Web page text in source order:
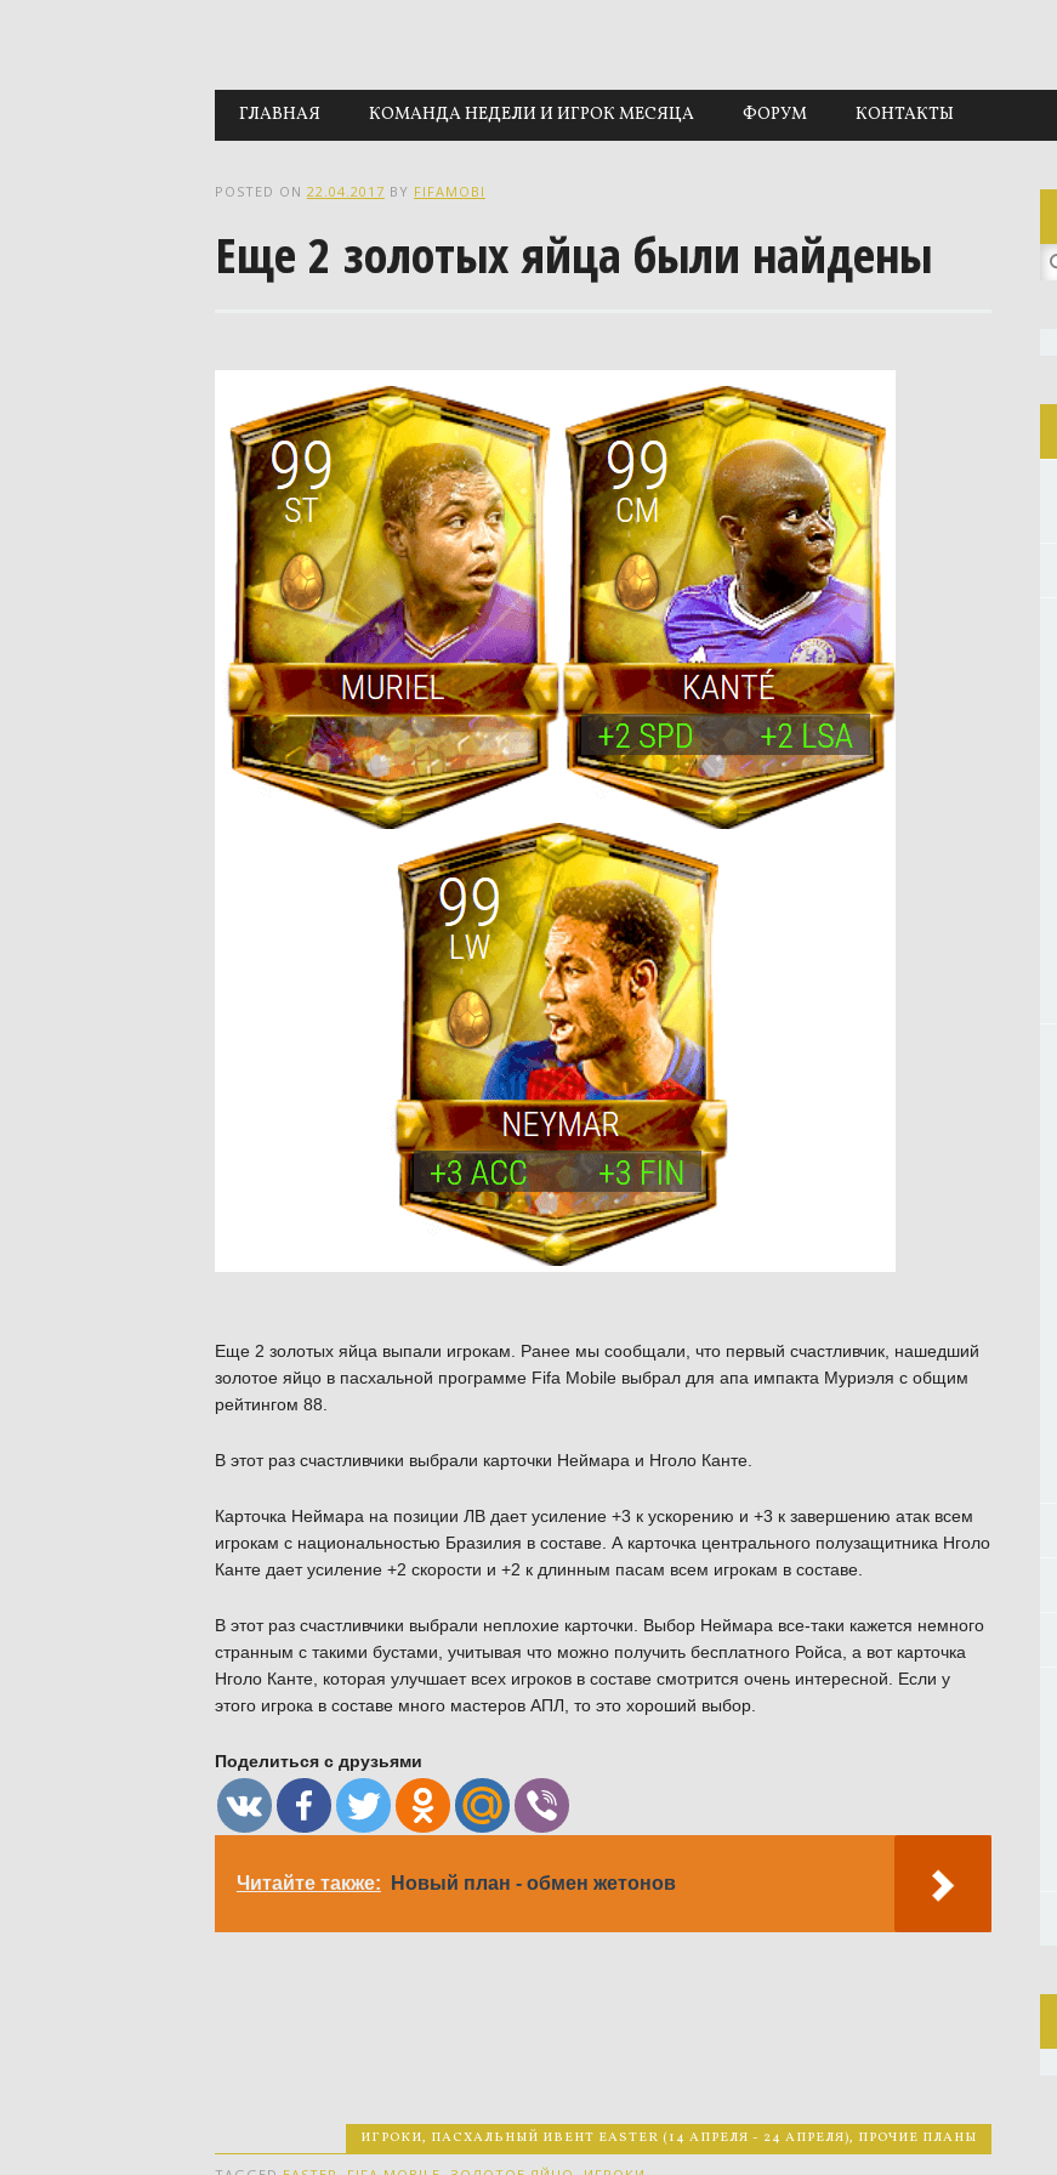
Main menu
Skip to content
ГЛАВНАЯ КОМАНДА НЕДЕЛИ И ИГРОК МЕСЯЦА ФОРУМ КОНТАКТЫ
POSTED ON 22.04.2017 BY FIFAMOBI
Еще 2 золотых яйца были найдены
Еще 2 золотых яйца выпали игрокам. Ранее мы сообщали, что первый счастливчик, нашедший
золотое яйцо в пасхальной программе Fifa Mobile выбрал для апа импакта Муриэля с общим
рейтингом 88.
В этот раз счастливчики выбрали карточки Неймара и Нголо Канте.
Карточка Неймара на позиции ЛВ дает усиление +3 к ускорению и +3 к завершению атак всем
игрокам с национальностью Бразилия в составе. А карточка центрального полузащитника Нголо
Канте дает усиление +2 скорости и +2 к длинным пасам всем игрокам в составе.
В этот раз счастливчики выбрали неплохие карточки. Выбор Неймара все-таки кажется немного
странным с такими бустами, учитывая что можно получить бесплатного Ройса, а вот карточка
Нголо Канте, которая улучшает всех игроков в составе смотрится очень интересной. Если у
этого игрока в составе много мастеров АПЛ, то это хороший выбор.
Поделиться с друзьями
Читайте также: Новый план - обмен жетонов
ИГРОКИ, ПАСХАЛЬНЫЙ ИВЕНТ EASTER (14 АПРЕЛЯ - 24 АПРЕЛЯ), ПРОЧИЕ ПЛАНЫ